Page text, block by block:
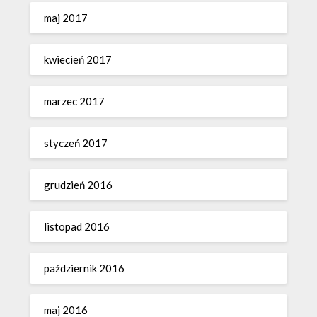
maj 2017
kwiecień 2017
marzec 2017
styczeń 2017
grudzień 2016
listopad 2016
październik 2016
maj 2016